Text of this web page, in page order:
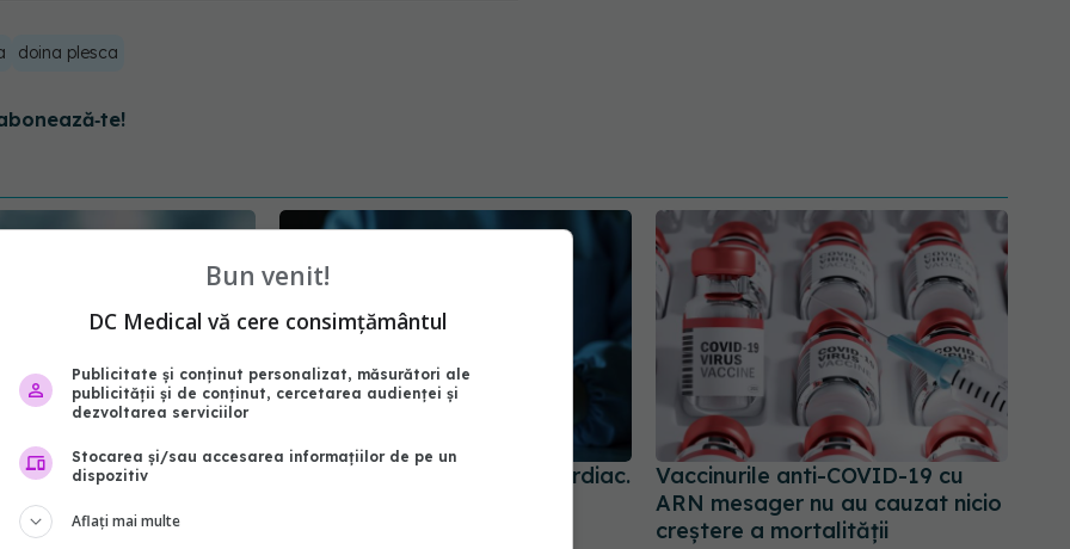
doina plesca
pe care
îl știi despre vaccinul
și anti-COVID
Vaccinarea reduce riscul cardiac.
Vaccinurile anti-COVID-19 cu
ARN mesager nu au cauzat nicio
creştere a mortalităţii
Bun venit!
DC Medical vă cere consimțământul
Publicitate și conținut personalizat, măsurători ale
publicității și de conținut, cercetarea audienței și
dezvoltarea serviciilor
Stocarea și/sau accesarea informațiilor de pe un
dispozitiv
Aflați mai multe